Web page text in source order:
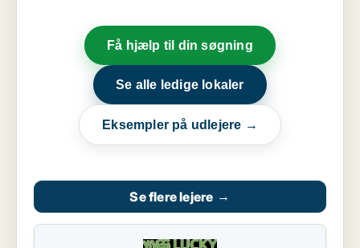
Få hjælp til din søgning
Se alle ledige lokaler
Eksempler på udlejere →
Se flere lejere →